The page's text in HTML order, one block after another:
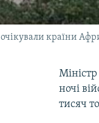
країни
ночі
тисяч